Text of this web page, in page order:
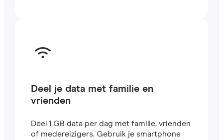
Deel je data met familie en
vrienden
Deel 1 GB data per dag met familie, vrienden
of medereizigers. Gebruik je smartphone